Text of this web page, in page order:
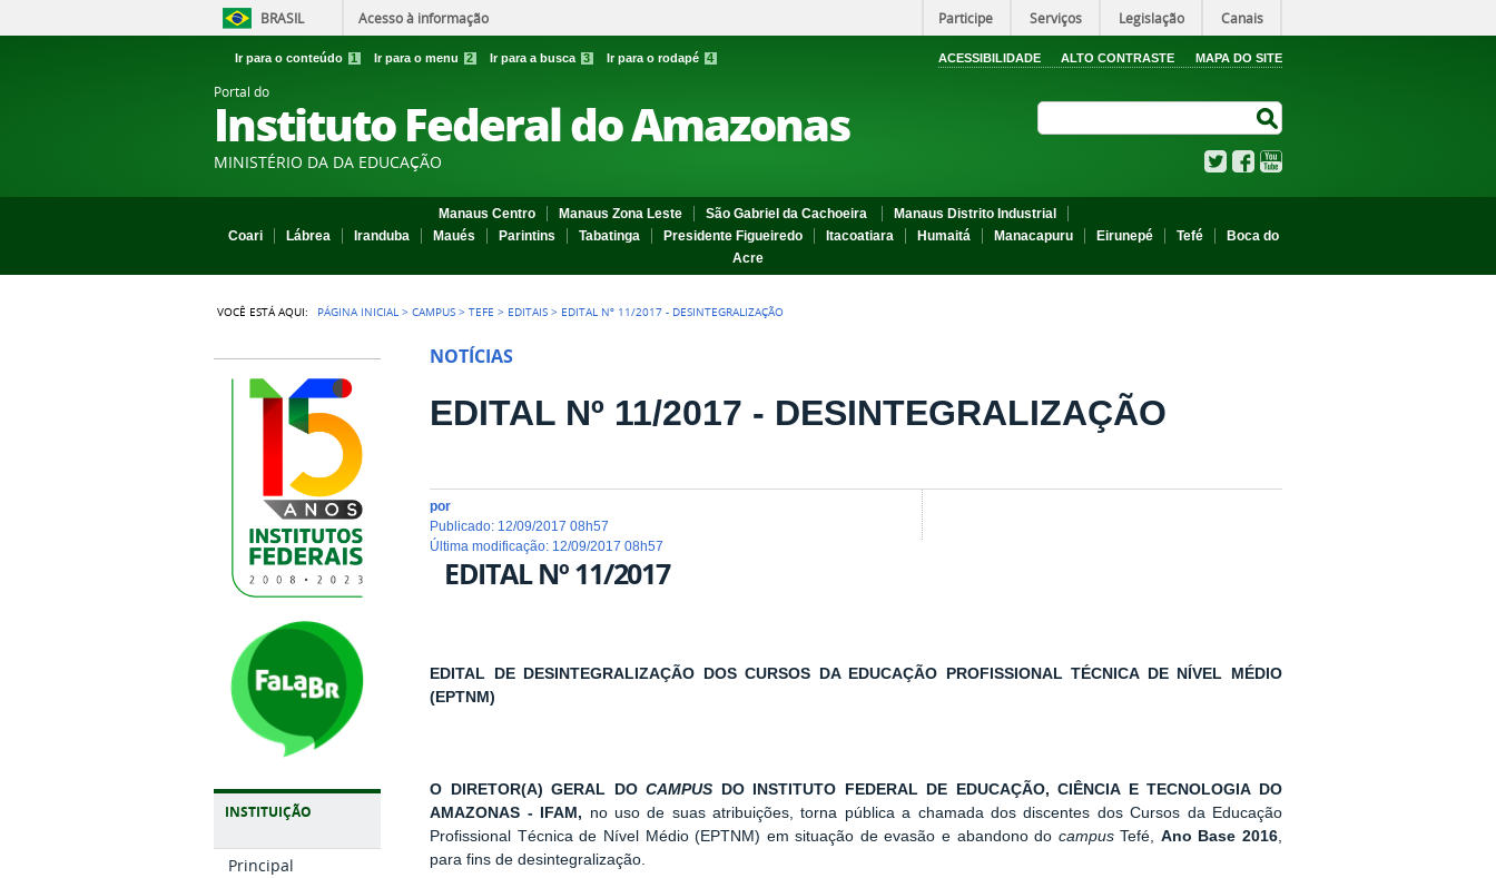
BRASIL Acesso à informação Participe Serviços Legislação Canais
Ir para o conteúdo 1 Ir para o menu 2 Ir para a busca 3 Ir para o rodapé 4 ACESSIBILIDADE ALTO CONTRASTE MAPA DO SITE
Portal do
Instituto Federal do Amazonas
MINISTÉRIO DA DA EDUCAÇÃO TwitterFacebook
Manaus Centro Manaus Zona Leste São Gabriel da Cachoeira
Manaus Distrito Industrial
Coari
Lábrea Iranduba Maués Parintins Tabatinga Presidente Figueiredo Itacoatiara Humaitá Manacapuru Eirunepé Tefé
Boca do
Acre
VOCÊ ESTÁ AQUI: PÁGINA INICIAL >CAMPUS >TEFE > EDITAIS > EDITAL Nº 11/2017 - DESINTEGRALIZAÇÃO
INSTITUIÇÃO
Principal
NOTÍCIAS
EDITAL Nº 11/2017 - DESINTEGRALIZAÇÃO
por
publicado: 12/09/2017 08h57
última modificação: 12/09/2017 08h57
EDITAL Nº 11/2017
EDITAL DE DESINTEGRALIZAÇÃO DOS CURSOS DA EDUCAÇÃO PROFISSIONAL TÉCNICA DE NÍVEL MÉDIO
(EPTNM)
O DIRETOR(A) GERAL DOCAMPUS DO INSTITUTO FEDERAL DE EDUCAÇÃO, CIÊNCIA E TECNOLOGIA DO
AMAZONAS - IFAM, no uso de suas atribuições, torna pública a chamada dos discentes dos Cursos da Educação
Profissional Técnica de Nível Médio (EPTNM) em situação de evasão e abandono do campusTefé, Ano Base 2016,
para fins de desintegralização.